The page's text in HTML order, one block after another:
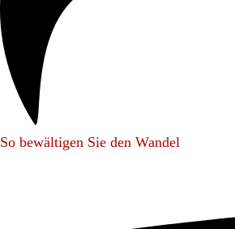
So bewältigen Sie den Wandel